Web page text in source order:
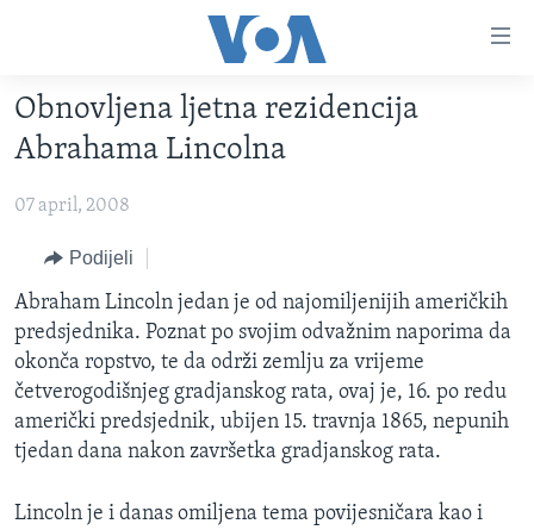
glavni
sadržaj
na
navigaciju
Idi
na
pretragu
TV PROGRAM
FOTOGRAFIJE DANA
VIJESTI
SJEDINJENE AMERIČKE DRŽAVE
BOSNA I HERCEGOVINA
SVIJET
NAUKA I TEHNOLOGIJA
SPECIJALNI PROJEKTI
KORUPCIJA
SLOBODA MEDIJA
ŽENSKA STRANA
IZBJEGLIČKA STRANA
Obnovljena ljetna rezidencija
Abrahama Lincolna
07 april, 2008
Podijeli
Abraham Lincoln jedan je od najomiljenijih američkih
predsjednika. Poznat po svojim odvažnim naporima da
okonča ropstvo, te da održi zemlju za vrijeme
četverogodišnjeg gradjanskog rata, ovaj je, 16. po redu
američki predsjednik, ubijen 15. travnja 1865, nepunih
tjedan dana nakon završetka gradjanskog rata.
Lincoln je i danas omiljena tema povijesničara kao i